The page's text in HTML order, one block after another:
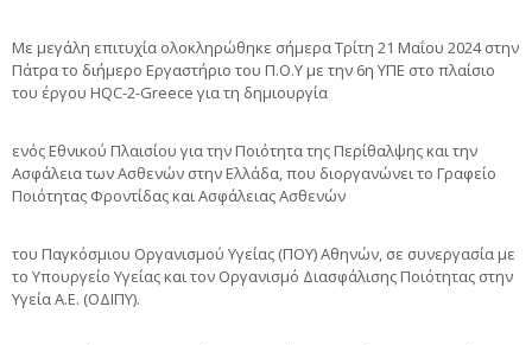
Με μεγάλη επιτυχία ολοκληρώθηκε σήμερα Τρίτη 21 Μαΐου 2024 στην
Πάτρα το διήμερο Εργαστήριο του Π.Ο.Υ με την 6η ΥΠΕ στο πλαίσιο
του έργου HQC-2-Greece για τη δημιουργία
ενός Εθνικού Πλαισίου για την Ποιότητα της Περίθαλψης και την
Ασφάλεια των Ασθενών στην Ελλάδα, που διοργανώνει το Γραφείο
Ποιότητας Φροντίδας και Ασφάλειας Ασθενών
του Παγκόσμιου Οργανισμού Υγείας (ΠΟΥ) Αθηνών, σε συνεργασία με
το Υπουργείο Υγείας και τον Οργανισμό Διασφάλισης Ποιότητας στην
Υγεία Α.Ε. (ΟΔΙΠΥ).